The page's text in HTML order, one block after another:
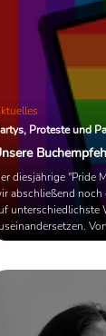
Proteste und
diesjährige "Pride
abschließend noch
unterschiedlichste